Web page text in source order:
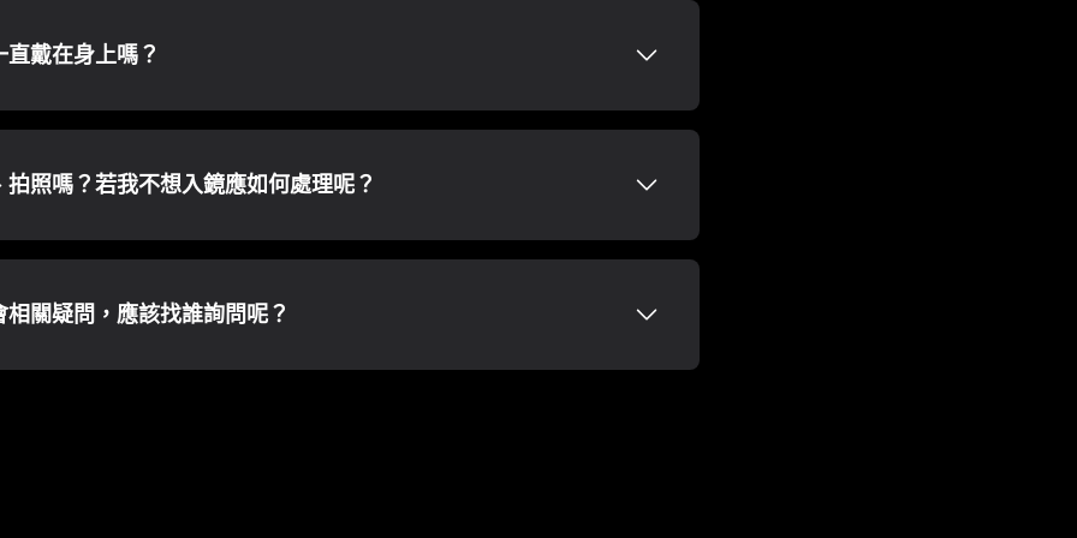
戴在身上嗎？
照嗎？若我不想入鏡應如何處理呢？
關疑問，應該找誰詢問呢？